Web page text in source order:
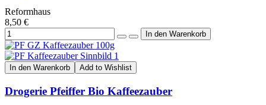
Reformhaus
8,50 €
In den Warenkorb Add to Wishlist
Drogerie Pfeiffer Bio Kaffeezauber